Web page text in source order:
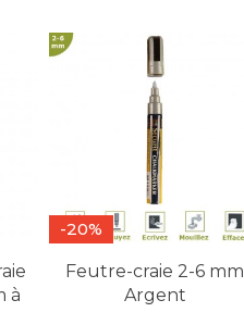
à
-20%
Feutre-craie 2-6 mm
Argent